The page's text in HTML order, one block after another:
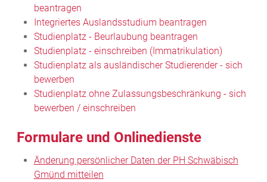
beantragen
Integriertes Auslandsstudium beantragen
Studienplatz - Beurlaubung beantragen
Studienplatz - einschreiben (Immatrikulation)
Studienplatz als ausländischer Studierender - sich
bewerben
Studienplatz ohne Zulassungsbeschränkung - sich
bewerben / einschreiben
Formulare und Onlinedienste
Änderung persönlicher Daten der PH Schwäbisch
Gmünd mitteilen